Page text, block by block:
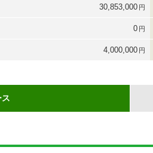
30,853,000 円
0 円
4,000,000 円